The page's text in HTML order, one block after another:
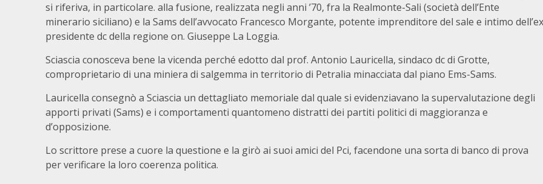
si riferiva, in particolare. alla fusione, realizzata negli anni ’70, fra la Realmonte-Sali (società dell’Ente
minerario siciliano) e la Sams dell’avvocato Francesco Morgante, potente imprenditore del sale e intimo dell’ex
presidente dc della regione on. Giuseppe La Loggia.
Sciascia conosceva bene la vicenda perché edotto dal prof. Antonio Lauricella, sindaco dc di Grotte,
comproprietario di una miniera di salgemma in territorio di Petralia minacciata dal piano Ems-Sams.
Lauricella consegnò a Sciascia un dettagliato memoriale dal quale si evidenziavano la supervalutazione degli
apporti privati (Sams) e i comportamenti quantomeno distratti dei partiti politici di maggioranza e
d’opposizione.
Lo scrittore prese a cuore la questione e la girò ai suoi amici del Pci, facendone una sorta di banco di prova
per verificare la loro coerenza politica.